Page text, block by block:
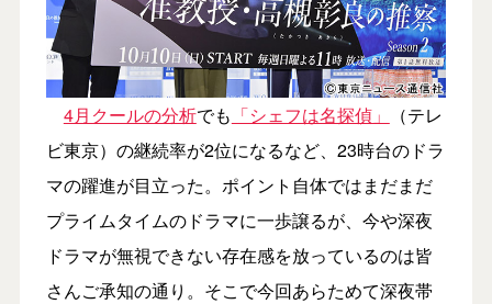
4月クールの分析でも 「シェフは名探偵」
（テレ
ビ東京）の継続率が2位になるなど、23時台のドラ
マの躍進が目立った。ポイント自体ではまだまだ
プライムタイムのドラマに一歩譲るが、今や深夜
ドラマが無視できない存在感を放っているのは皆
さんご承知の通り。そこで今回あらためて深夜帯